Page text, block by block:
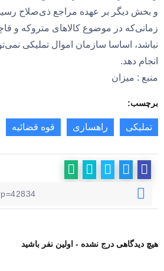
و بخش دیگر بر عهده مراجع ذی‌صلاح
زمانی‌که در موضوع کالا‌های متروکه و
نباشد، اساسا سازمان اموال تملیکی
انجام دهد.
منبع : میزان
برچسب:
تملیکی راهسازی قوه قضائیه
هیچ دیدگاهی درج نشده - اولین نفر باشید